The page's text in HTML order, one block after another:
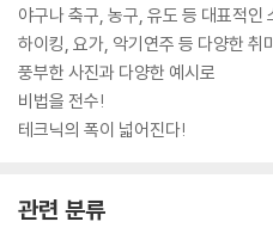
야구나 축구, 농구, 유도 등 대표적인
하이킹, 요가, 악기연주 등 다양한 취
풍부한 사진과 다양한 예시로
비법을 전수!
테크닉의 폭이 넓어진다!
관련 분류